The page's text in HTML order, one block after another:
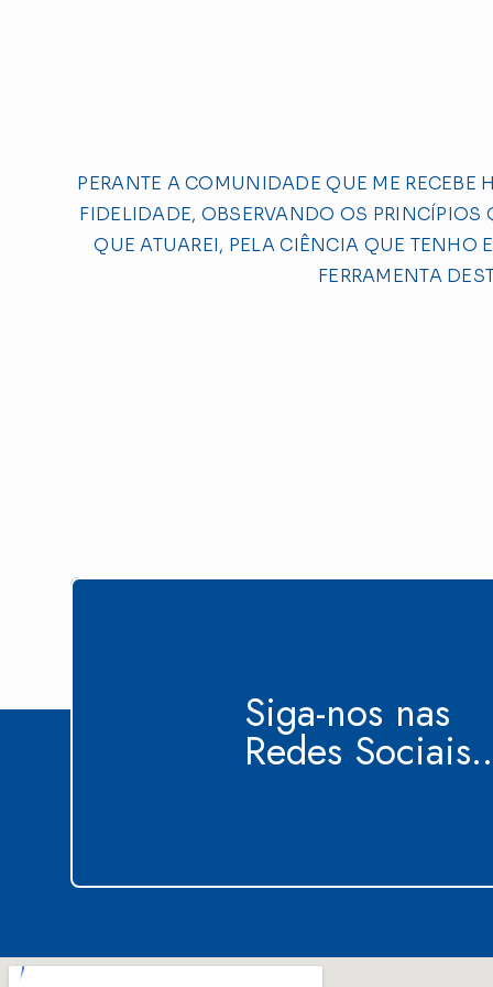
PERANTE A COMUNIDADE QUE ME
FIDELIDADE, OBSERVANDO OS
QUE ATUAREI, PELA CIÊNCIA QUE
FERRAMENTA
Siga-nos nas
Redes